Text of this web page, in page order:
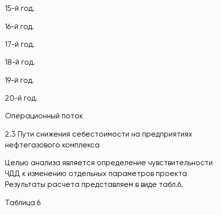
15-й год.
16-й год.
17-й год.
18-й год.
19-й год.
20-й год.
Операционный поток
2.3 Пути снижения себестоимости на предприятиях
нефтегазового комплекса
Целью анализа является определение чувствительности
ЧДД к изменению отдельных параметров проекта
Результаты расчета представляем в виде табл.6.
Таблица 6